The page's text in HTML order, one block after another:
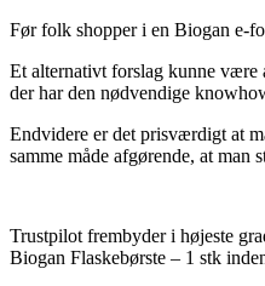
Før folk shopper i en Biogan e-
Et alternativt forslag kunne være
der har den nødvendige
Endvidere er det prisværdigt at
samme måde afgørende, at
Trustpilot frembyder i højeste
Biogan Flaskebørste – 1 stk